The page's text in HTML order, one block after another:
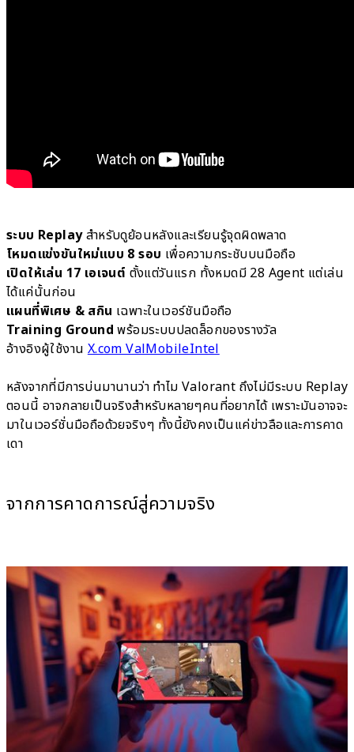
ระบบ Replayสำหรับดูย้อนหลังและเรียนรู้จุดผิดพลาด
โหมดแข่งขันใหม่แบบ 8 รอบ เพื่อความกระชับบนมือถือ
เปิดให้เล่น 17 เอเจนต์ ตั้งแต่วันแรก ทั้งหมดมี 28 Agent แต่เล่น
ได้แค่นั้นก่อน
แผนที่พิเศษ & สกิน เฉพาะในเวอร์ชันมือถือ
Training Ground พร้อมระบบปลดล็อกของรางวัล
อ้างอิงผู้ใช้งานX.com ValMobileIntel
หลังจากที่มีการบ่นมานานว่า ทำไม Valorant ถึงไม่มีระบบ Replay
ตอนนี้ อาจกลายเป็นจริงสำหรับหลายๆคนที่อยากได้ เพราะมันอาจจะ
มาในเวอร์ชั่นมือถือด้วยจริงๆ ทั้งนี้ยังคงเป็นแค่ข่าวลือและการคาด
เดา
จากการคาดการณ์สู่ความจริง